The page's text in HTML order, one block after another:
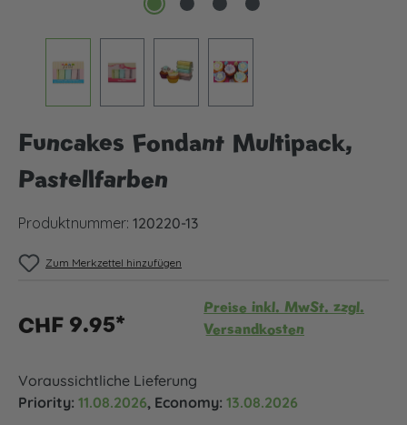
Funcakes Fondant Multipack,
Pastellfarben
Produktnummer: 120220-13
Zum Merkzettel hinzufügen
CHF 9.95*
Preise inkl. MwSt. zzgl.
Versandkosten
Voraussichtliche Lieferung
Priority: 11.08.2026, Economy: 13.08.2026